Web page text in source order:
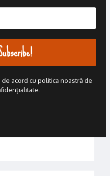
acord cu politica noastră de